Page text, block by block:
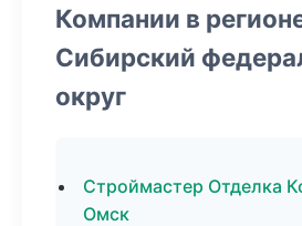
Компании в
Сибирский
округ
Строймастер Отделка
Омск